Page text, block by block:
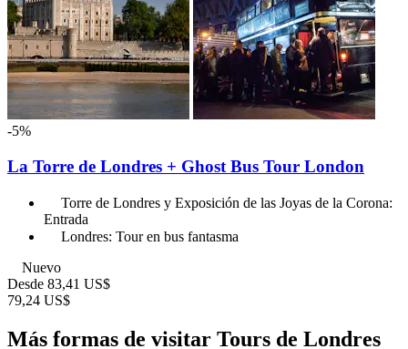
-5%
La Torre de Londres + Ghost Bus Tour London
Torre de Londres y Exposición de las Joyas de la Corona:
Entrada
Londres: Tour en bus fantasma
Nuevo
Desde 83,41 US$
79,24 US$
Más formas de visitar Tours de Londres